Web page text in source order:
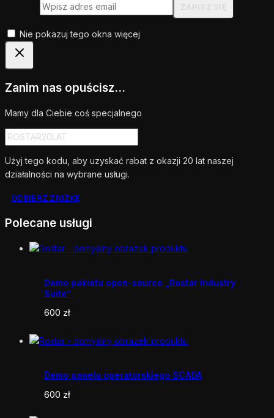
Nie pokazuj tego okna więcej
Zanim nas opuścisz...
Mamy dla Ciebie coś specjalnego
Użyj tego kodu, aby uzyskać rabat z okazji 20 lat naszej
działalności na wybrane usługi.
ODBIERZ ZNIŻKĘ
Polecane usługi
Demo pakietu open-source „Rostar Industry
Suite”
600 zł
Demo panelu operatorskiego SCADA
600 zł